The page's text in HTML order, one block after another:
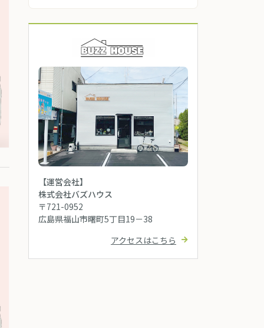
【運営会社】
株式会社バズハウス
〒721-0952
広島県福山市曙町5丁目19－38
アクセスはこちら